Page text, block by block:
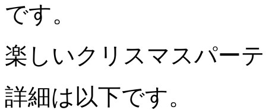
です。
楽しいクリスマスパー
詳細は以下です。